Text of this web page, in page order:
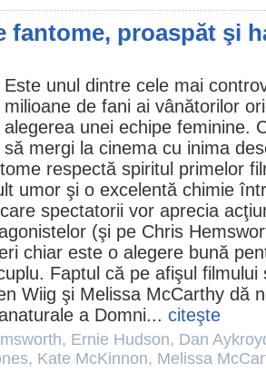
fantome, proaspăt şi
Este unul dintre cele mai
milioane de fani ai vânătorilor
alegerea unei echipe feminine.
să mergi la cinema cu inima
respectă spiritul primelor
umor şi o excelentă chimie
care spectatorii vor aprecia
(şi pe Chris
chiar este o alegere bună
Faptul că pe afişul
Wiig şi Melissa McCarthy dă
a Domni... citeşte
, Ernie Hudson, Dan
, Kate McKinnon, Melissa